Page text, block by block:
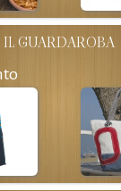
IL GUARDAROBA